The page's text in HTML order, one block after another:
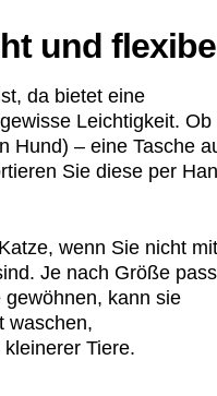
und
da bietet eine
Leichtigkeit. Ob
Hund) – eine Tasche
Sie diese per
wenn Sie nicht mit
Je nach Größe
gewöhnen, kann sie
waschen,
Tiere.